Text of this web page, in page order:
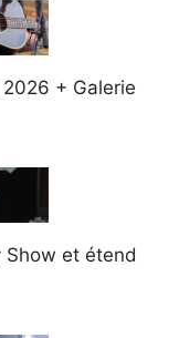
+ Galerie
Show et étend